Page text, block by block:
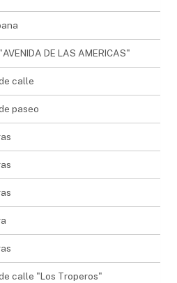
DE LAS AMERICAS"
calle
paseo
calle "Los Troperos"